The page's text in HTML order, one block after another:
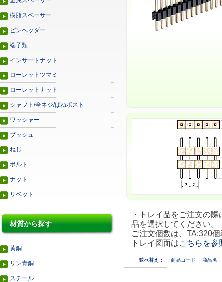
樹脂スペーサー
ピンヘッダー
端子類
インサートナット
ローレットツマミ
ローレットナット
シャフト/全ネジ/ばねポスト
ワッシャー
ブッシュ
ねじ
ボルト
ナット
リベット
材質から探す
黄銅
リン青銅
スチール
・トレイ品をご注文の
品を選択してください。
ご注文個数は、TA:320
トレイ図面はこちらを参
並べ替え： 商品コード 商品名